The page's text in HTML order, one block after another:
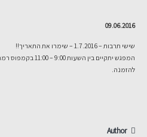
09.06.2016
שישי תרבות – 1.7.2016 – שימרו את התאריך!!
המפגש יתקיים בין השעות 9:00 – 11:00 בקמפוס רמת אביב (קלאוזנר)
להזמנה.
Author